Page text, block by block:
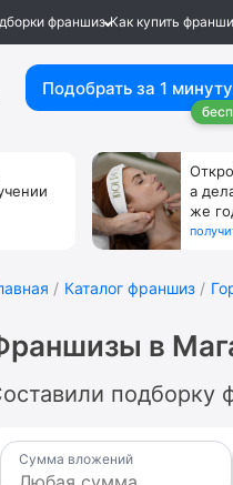
франшиз Как купить
Подобрать за 1
а
же
Каталог франшиз
в
подборку
Сумма вложений